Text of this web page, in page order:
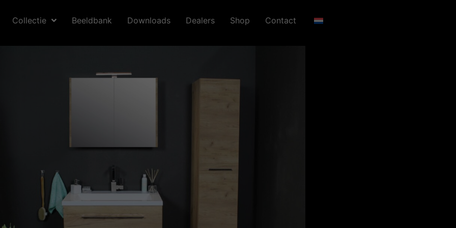
Collectie Beeldbank Downloads Dealers Shop Contact